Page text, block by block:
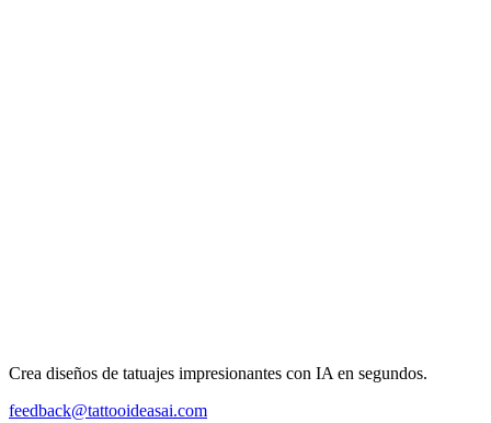
Crea diseños de tatuajes impresionantes con IA en segundos.
feedback@tattooideasai.com